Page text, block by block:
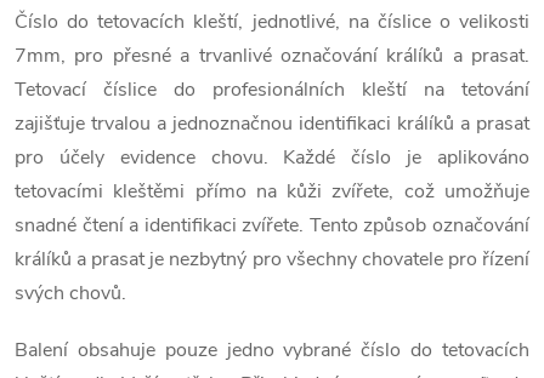
Číslo do tetovacích kleští, jednotlivé, na číslice o velikosti
7mm, pro přesné a trvanlivé označování králíků a prasat.
Tetovací číslice do profesionálních kleští na tetování
zajišťuje trvalou a jednoznačnou identifikaci králíků a prasat
pro účely evidence chovu. Každé číslo je aplikováno
tetovacími kleštěmi přímo na kůži zvířete, což umožňuje
snadné čtení a identifikaci zvířete. Tento způsob označování
králíků a prasat je nezbytný pro všechny chovatele pro řízení
svých chovů.
Balení obsahuje pouze jedno vybrané číslo do tetovacích